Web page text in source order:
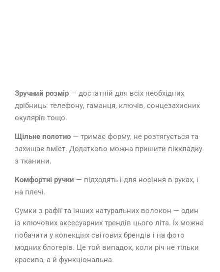
Зручний розмір — достатній для всіх необхідних
дрібниць: телефону, гаманця, ключів, сонцезахисних
окулярів тощо.
Щільне полотно — тримає форму, не розтягується та
захищає вміст. Додатково можна пришити піккладку
з тканини.
Комфортні ручки — підходять і для носіння в руках, і
на плечі.
Сумки з рафії та інших натуральних волокон — один
із ключових аксесуарних трендів цього літа. Їх можна
побачити у колекціях світових брендів і на фото
модних блогерів. Це той випадок, коли річ не тільки
красива, а й функціональна.